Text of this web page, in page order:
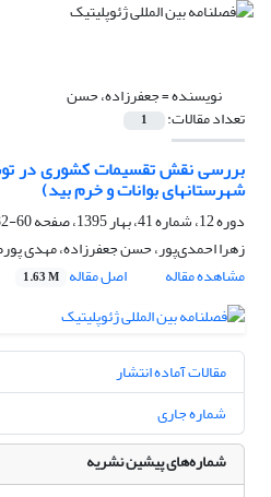
نویسنده =جعفرزاده، حسن
تعداد مقالات: 1
بررسی نقش تقسیمات کشوری در
شهرستانهای بوانات و خرم بید)
دوره 12، شماره 41، بهار 1395، صفحه
60-82
زهرا احمدی‌پور، حسن جعفرزاده، مهدی
مشاهده مقاله
اصل مقاله 1.63 M
مقالات آماده انتشار
شماره جاری
شماره‌های پیشین نشریه